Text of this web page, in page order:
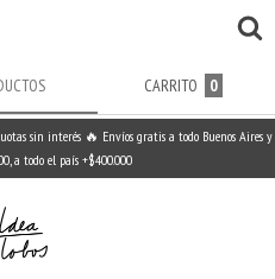
CARRITO 0
sin interés 🔥 Envíos gratis a todo Buenos Aires y
a todo el país +$400.000